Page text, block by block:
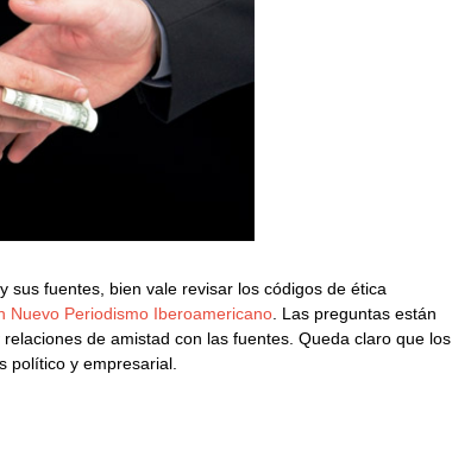
sus fuentes, bien vale revisar los códigos de ética
Nuevo Periodismo Iberoamericano. Las preguntas están
de amistad con las fuentes. Queda claro que los
político y empresarial.